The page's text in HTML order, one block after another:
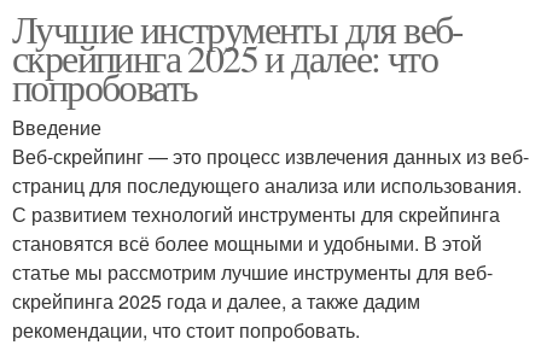
Лучшие инструменты для веб-
скрейпинга 2025 и далее: что
попробовать
Введение
Веб-скрейпинг — это процесс извлечения данных из веб-
страниц для последующего анализа или использования.
С развитием технологий инструменты для скрейпинга
становятся всё более мощными и удобными. В этой
статье мы рассмотрим лучшие инструменты для веб-
скрейпинга 2025 года и далее, а также дадим
рекомендации, что стоит попробовать.